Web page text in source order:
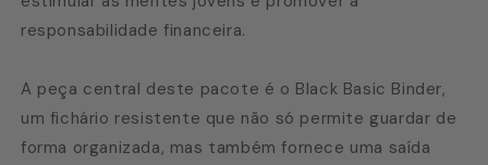
responsabilidade financeira.
A peça central deste pacote é o Black Basic Binder,
um fichário resistente que não só permite guardar de
forma organizada, mas também fornece uma saída